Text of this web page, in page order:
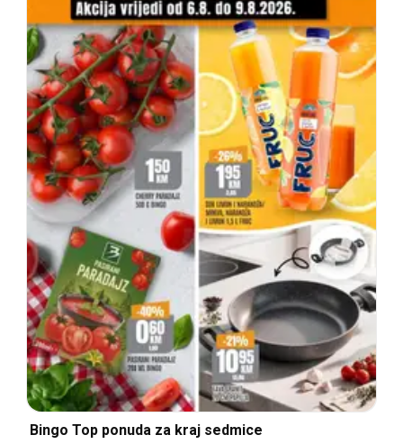
Bingo Top ponuda za kraj sedmice